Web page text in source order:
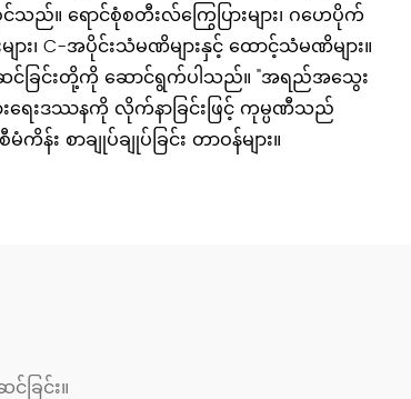
သည်။ ရောင်စုံစတီးလ်ကြွေပြားများ၊ ဂဟေပိုက်
ား၊ C-အပိုင်းသံမဏိများနှင့် ထောင့်သံမဏိများ။
င်ခြင်းတို့ကို ဆောင်ရွက်ပါသည်။ "အရည်အသွေး
ားရေးဒဿနကို လိုက်နာခြင်းဖြင့် ကုမ္ပဏီသည်
စာချုပ်ချုပ်ခြင်း တာဝန်များ။
ြင်း။